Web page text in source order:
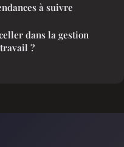
à suivre
dans la gestion
?